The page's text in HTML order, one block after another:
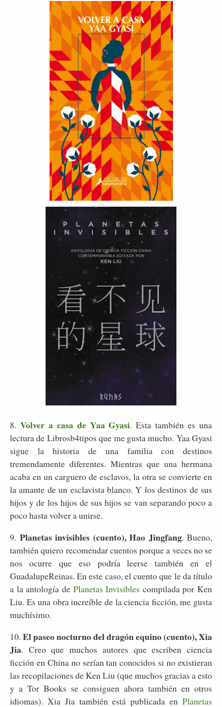
8. Volver a casa de Yaa Gyasi. Esta también es una
lectura de Librosb4tipos que me gusta mucho. Yaa Gyasi
sigue la historia de una familia con destinos
tremendamente diferentes. Mientras que una hermana
acaba en un carguero de esclavos, la otra se convierte en
la amante de un esclavista blanco. Y los destinos de sus
hijos y de los hijos de sus hijos se van separando poco a
poco hasta volver a unirse.
9. Planetas invisibles (cuento), Hao Jingfang. Bueno,
también quiero recomendar cuentos porque a veces no se
nos ocurre que eso podría leerse también en el
GuadalupeReinas. En este caso, el cuento que le da título
a la antología de Planetas Invisibles compilada por Ken
Liu. Es una obra increíble de la ciencia ficción, me gusta
muchísimo.
10. El paseo nocturno del dragón equino (cuento), Xia
Jia. Creo que muchos autores que escriben ciencia
ficción en China no serían tan conocidos si no existieran
las recopilaciones de Ken Liu (que muchos gracias a esto
y a Tor Books se consiguen ahora también en otros
idiomas). Xia Jia también está publicada en Planetas